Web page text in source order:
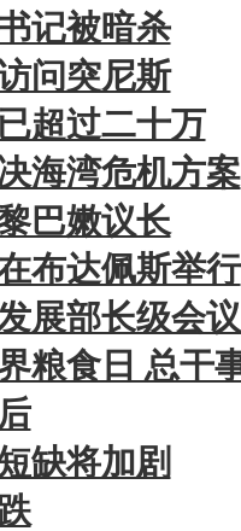
记被暗杀
问突尼斯
超过二十万
海湾危机方案
巴嫩议长
布达佩斯举行
展部长级会
粮食日 总干
缺将加剧